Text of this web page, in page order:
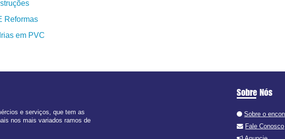
Reformas
em PVC
e serviços, que tem as
nos mais variados ramos de
Sobre Nós
Sobre o
Fale Conosco